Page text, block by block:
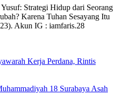
Strategi Hidup dari Seorang
Karena Tuhan Sesayang Itu
Akun IG : iamfaris.28
Kerja Perdana, Rintis
18 Surabaya Asah